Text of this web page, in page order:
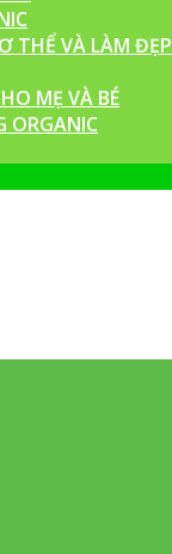
THỂ VÀ LÀM ĐẸP
MẸ VÀ BÉ
ORGANIC